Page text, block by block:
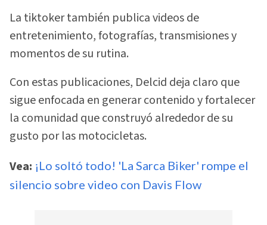
La tiktoker también publica videos de
entretenimiento, fotografías, transmisiones y
momentos de su rutina.
Con estas publicaciones, Delcid deja claro que
sigue enfocada en generar contenido y fortalecer
la comunidad que construyó alrededor de su
gusto por las motocicletas.
Vea: ¡Lo soltó todo! 'La Sarca Biker' rompe el
silencio sobre video con Davis Flow